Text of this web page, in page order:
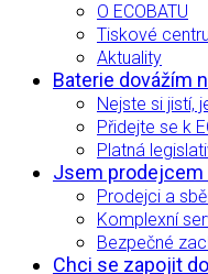
O ECOBATU
Tiskové
Aktuality
Baterie dovážím
Nejste si jistí,
Přidejte se k
Platná
Jsem prodejcem
Prodejci a
Komplexní
Bezpečné
Chci se zapojit